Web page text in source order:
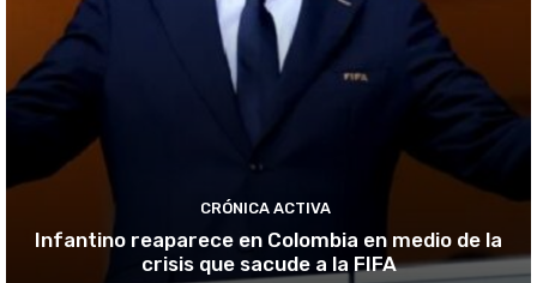
CRÓNICA ACTIVA
Infantino reaparece en Colombia en medio de la
crisis que sacude a la FIFA